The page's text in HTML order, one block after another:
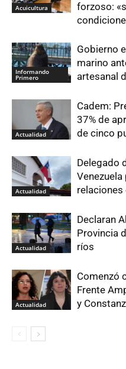
Acuicultura
forzoso:
Informando
Primero
Gobierno
marino
artesanal
Actualidad
Cadem:
37% de
de cinco
Actualidad
Delegado
relaciones
Actualidad
Declaran
Provincia
ríos
Actualidad
Comenzó
Frente
y